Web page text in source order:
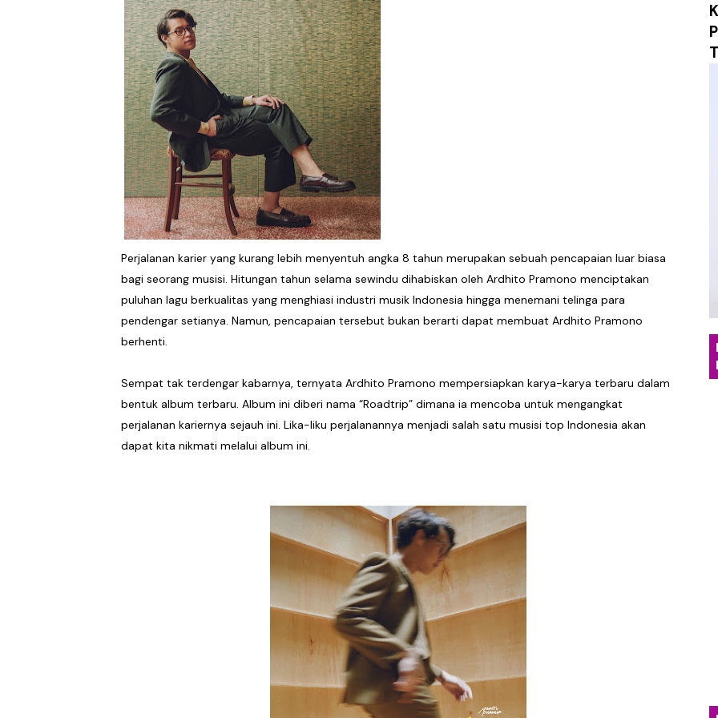
6ft Drowning Lepas Debut Maxi-Single "What If? / Angst", Menyulam Duka,
Billkiss Rayakan Pertemuan yang Tepat Lewat "Beruntung", Single Pop Manis yang
Soerya Resmi Debut Lewat "Mungkin Di Esok Lusa", Membawa Nuansa Alternatif
Unblue.r Resmi Memulai Perjalanan Musik Lewat Single Debut "Obsession",
Bell Aditya Hadirkan Video Musik Berbasis AI untuk "Sarkasme", Refleksi
Hagia Septida Ajak Pendengar Berdamai dengan Diri Lewat Single Baru "LALU"
Ratih Putria Hadirkan Pelukan Hangat Lewat Single Baru "Melangkahlah Perlahan"
Tiga Dekade Brutalitas: Vomepotro Bangkit Kembali Lewat Album “Fall Into Decay”
DESERVE Lepaskan Amarah dan Kritik Sosial Lewat Single Baru “Everything You
Bunuhdiri Perkenalkan Dunia Distopia Lewat “Neuromechanical Shrine”,
Sindikat Sisa Semalam Rayakan Kehangatan Tradisi Lampung Lewat Single “Seruit”
Kentara Lanjutkan Narasi Emosional Lewat Single Baru "Terurai Lenyap"
Hallimun Menyeruak dari Kabut Sukabumi Lewat EP Perdana Into the Death
Perjalanan karier yang kurang lebih menyentuh angka 8 tahun merupakan sebuah pencapaian luar biasa
bagi seorang musisi. Hitungan tahun selama sewindu dihabiskan oleh Ardhito Pramono menciptakan
puluhan lagu berkualitas yang menghiasi industri musik Indonesia hingga menemani telinga para
pendengar setianya. Namun, pencapaian tersebut bukan berarti dapat membuat Ardhito Pramono
berhenti.
Sempat tak terdengar kabarnya, ternyata Ardhito Pramono mempersiapkan karya-karya terbaru dalam
bentuk album terbaru. Album ini diberi nama “Roadtrip” dimana ia mencoba untuk mengangkat
perjalanan kariernya sejauh ini. Lika-liku perjalanannya menjadi salah satu musisi top Indonesia akan
dapat kita nikmati melalui album ini.